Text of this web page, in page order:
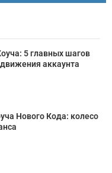
свою жизнь?
контроля
5 главных шагов
аккаунта
Нового Кода: колесо